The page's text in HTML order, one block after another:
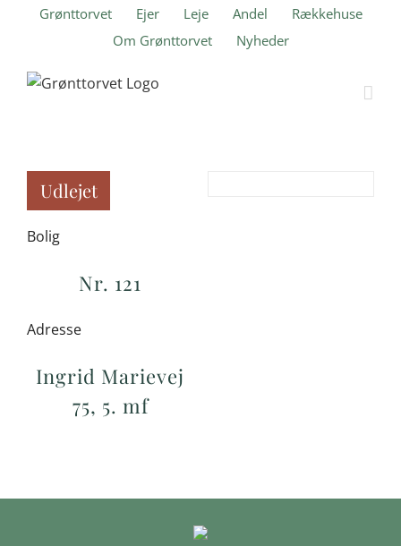
Grønttorvet Ejer Leje Andel
Rækkehuse
Om Grønttorvet
Nyheder
Udlejet
Bolig
Nr. 121
Adresse
Ingrid Marievej
75, 5. mf